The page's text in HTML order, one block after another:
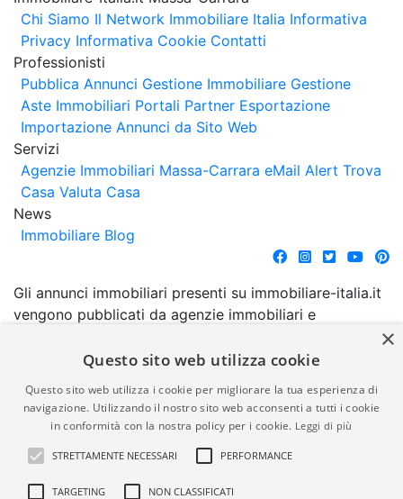
Chi Siamo Il Network Immobiliare Italia Informativa
Privacy Informativa Cookie Contatti
Professionisti
Pubblica Annunci Gestione Immobiliare Gestione
Aste Immobiliari Portali Partner Esportazione
Importazione Annunci da Sito Web
Servizi
Agenzie Immobiliari Massa-Carrara eMail Alert Trova
Casa Valuta Casa
News
Immobiliare Blog
Gli annunci immobiliari presenti su immobiliare-italia.it
vengono pubblicati da agenzie immobiliari e
comporta l'approvazione o l'avallo da parte di
garanzia da parte di quest'ultima. immobiliare-italia.it
quindi non è responsabile della veridicità, della
correttezza, della completezza, della normativa in
materia di privacy e/o di alcun altro aspetto dei
suddetti annunci.
×
Questo sito web utilizza cookie
Questo sito web utilizza i cookie per migliorare la tua esperienza di
navigazione. Utilizzando il nostro sito web acconsenti a tutti i cookie
in conformità con la nostra policy per i cookie. Leggi di più
STRETTAMENTE NECESSARI PERFORMANCE
TARGETING NON CLASSIFICATI